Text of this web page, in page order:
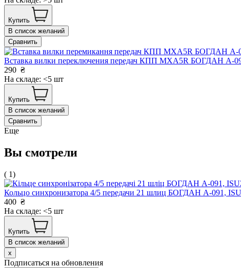
Купить
В список желаний
Сравнить
Вставка вилки переключения передач КПП MXA5R БОГДАН А-
290 ₴
На складе: <5 шт
Купить
В список желаний
Сравнить
Еще
Вы смотрели
( 1)
Кольцо синхронизатора 4/5 передачи 21 шлиц БОГДАН А-091,
400 ₴
На складе: <5 шт
Купить
В список желаний
x
Подписаться на обновления